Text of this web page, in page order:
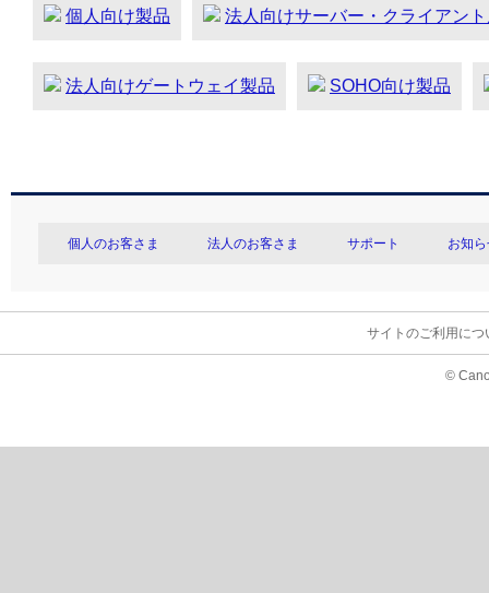
個人向け製品 法人向けサーバー・クライアン
法人向けゲートウェイ製品 SOHO向け製品
個人のお客さま 法人のお客さま サポート お知
サイトのご利用につ
©